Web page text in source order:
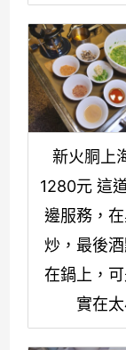
新火胴上
1280元 這
邊服務，
炒，最後
在鍋上，
實在